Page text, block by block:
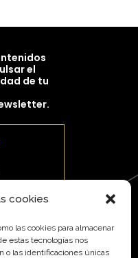
cookies
las cookies para almacenar
estas tecnologías nos
o las identificaciones únicas
el
de tu